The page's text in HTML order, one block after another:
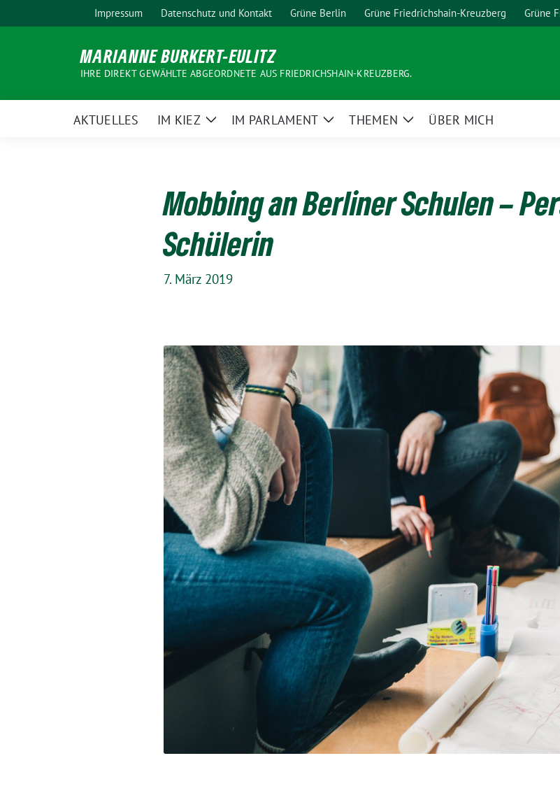
zum
Impressum Datenschutz und Kontakt Grüne Berlin Grüne Friedrichshain-Kreuzberg Grüne
MARIANNE BURKERT-EULITZ
IHRE DIREKT GEWÄHLTE ABGEORDNETE AUS FRIEDRICHSHAIN-KREUZBERG.
AKTUELLES IM KIEZ
ZeigeIM PARLAMENT
ZeigeTHEMEN
ZeigeÜBER MICH
Mobbing an Berliner Schulen –
Schülerin
7. März 2019